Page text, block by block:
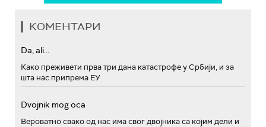
КОМЕНТАРИ
Da, ali...
Како преживети прва три дана катастрофе у Србији, и за
шта нас припрема ЕУ
Dvojnik mog oca
Вероватно свако од нас има свог двојника са којим дели и